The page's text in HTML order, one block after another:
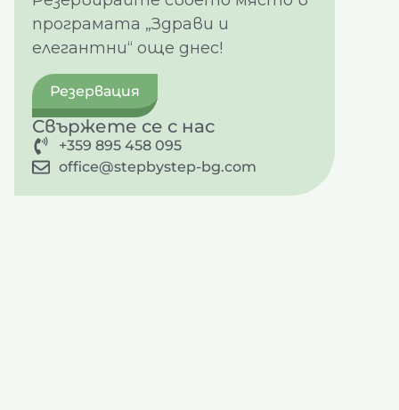
програмата „Здрави и
елегантни“ още днес!
Резервация
Свържете се с нас
+359 895 458 095
office@stepbystep-bg.com